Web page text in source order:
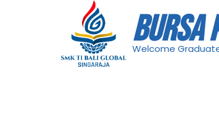
BURSA
Welcome